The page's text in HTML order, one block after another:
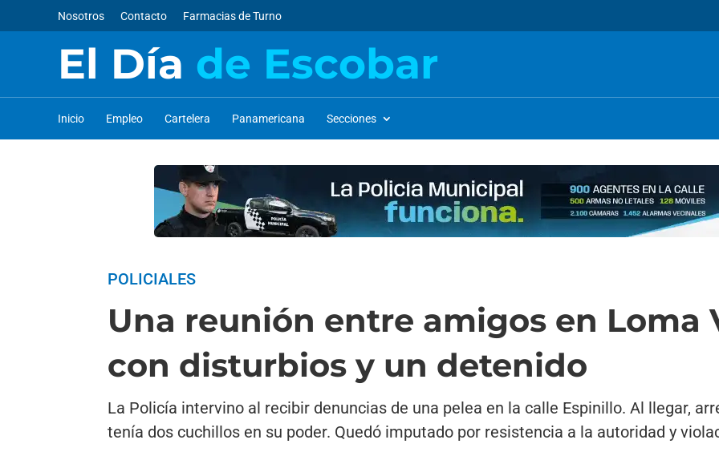
Nosotros Contacto Farmacias de Turno
El Día de Escobar
Inicio Empleo Cartelera Panamericana Secciones
POLICIALES
Una reunión entre amigos en Loma
con disturbios y un detenido
La Policía intervino al recibir denuncias de una pelea en la calle Espinillo. Al llegar,
tenía dos cuchillos en su poder. Quedó imputado por resistencia a la autoridad y